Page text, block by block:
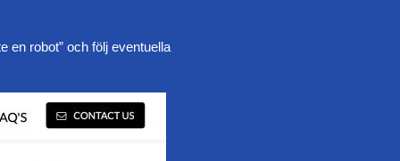
en robot” och följ eventuella